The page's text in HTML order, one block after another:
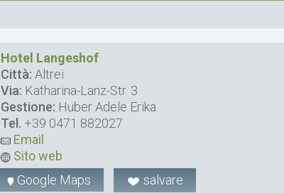
Hotel Langeshof
Città: Altrei
Via: Katharina-Lanz-Str. 3
Gestione: Huber Adele Erika
Tel. +39 0471 882027
Email
Sito web
Google Maps
salvare